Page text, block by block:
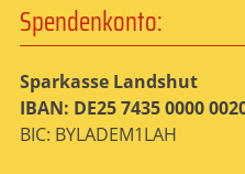
Spendenkonto:
Sparkasse Landshut
IBAN: DE25 7435 0000
BIC: BYLADEM1LAH